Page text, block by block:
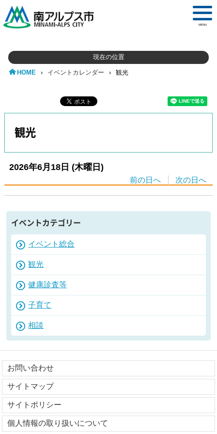
MENU
現在の位置
HOME › イベントカレンダー › 観光
観光
2026年6月18日 (木曜日)
前の日へ 次の日へ
イベントカテゴリー
イベント総合
観光
健康診査等
子育て
相談
お問い合わせ
サイトマップ
サイトポリシー
個人情報の取り扱いについて